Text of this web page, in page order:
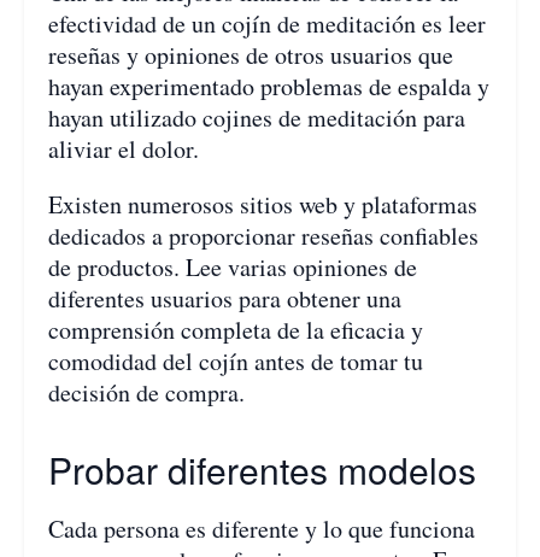
efectividad de un cojín de meditación es leer
reseñas y opiniones de otros usuarios que
hayan experimentado problemas de espalda y
hayan utilizado cojines de meditación para
aliviar el dolor.
Existen numerosos sitios web y plataformas
dedicados a proporcionar reseñas confiables
de productos. Lee varias opiniones de
diferentes usuarios para obtener una
comprensión completa de la eficacia y
comodidad del cojín antes de tomar tu
decisión de compra.
Probar diferentes modelos
Cada persona es diferente y lo que funciona